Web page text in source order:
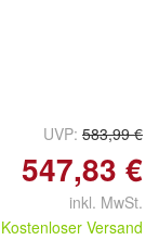
UVP: 583,99 €
547,83 €
inkl. MwSt.
Kostenloser Versand